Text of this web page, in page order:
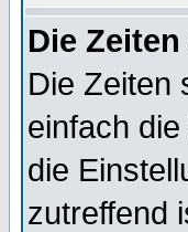
Die
Die Zeiten
einfach
die
zutreffend